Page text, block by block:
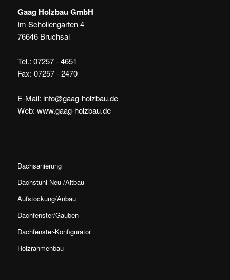
Gaag Holzbau GmbH
Im Schollengarten 4
76646 Bruchsal
Tel.: 07257 - 4651
Fax: 07257 - 2470
E-Mail: info@gaag-holzbau.de
Web: www.gaag-holzbau.de
Dachsanierung
Dachstuhl Neu-/Altbau
Aufstockung/Anbau
Dachfenster/Gauben
Dachfenster-Konfigurator
Holzrahmenbau